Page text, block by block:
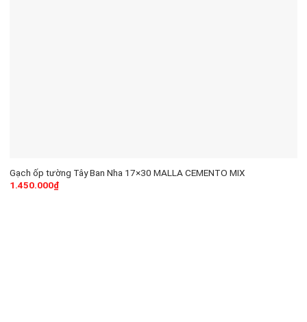
Gạch ốp tường Tây Ban Nha 17×30 MALLA CEMENTO MIX
1.450.000₫